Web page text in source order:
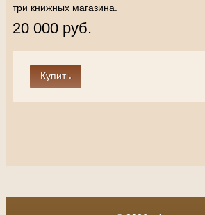
три книжных магазина.
20 000 руб.